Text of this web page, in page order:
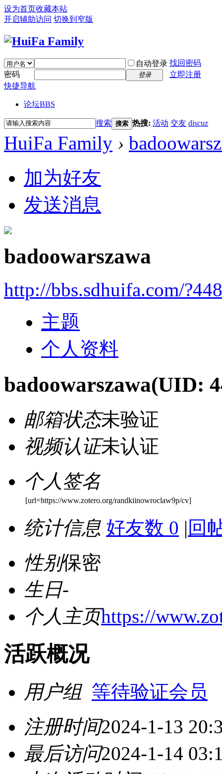
设为首页收藏本站
开启辅助访问 切换到窄版
自动登录 找回密码
密码
登录
立即注册
快捷导航
论坛BBS
搜索 搜索 热搜: 活动 交友 discuz
HuiFa Family ›
加为好友
发送消息
badoowarszawa
http://bbs.sdhuifa.com/
主题
个人资料
badoowarszawa(UID:
邮箱状态未验证
视频认证未认证
个人签名
[url=https://www.zotero.org/randkiinowroclaw9p/cv]
统计信息 好友数 0 | 回
性别保密
生日-
个人主页https://
活跃概况
用户组 等待验证会员
注册时间2024-1-13
最后访问2024-1-14